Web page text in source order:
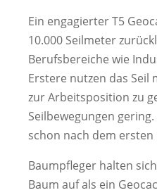
Ein engagierter T5
10.000 Seilmeter
Berufsbereiche wie
Erstere nutzen das Seil
zur Arbeitsposition zu
Seilbewegungen
schon nach dem
Baumpfleger halten
Baum auf als ein